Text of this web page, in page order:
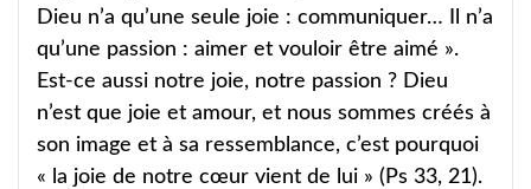
Dieu n’a qu’une seule joie : communiquer… Il n’a
qu’une passion : aimer et vouloir être aimé ».
Est-ce aussi notre joie, notre passion ? Dieu
n’est que joie et amour, et nous sommes créés à
son image et à sa ressemblance, c’est pourquoi
« la joie de notre cœur vient de lui » (Ps 33, 21).